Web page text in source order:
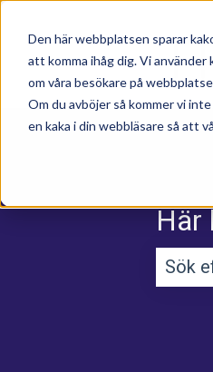
Den här webbplatsen sparar
att komma ihåg dig. Vi
om våra besökare på
Om du avböjer så kommer vi
en kaka i din webbläsare så att
Här